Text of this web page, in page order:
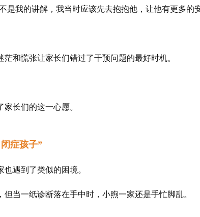
是我的讲解，我当时应该先去抱抱他，让他有更多的
和慌张让家长们错过了干预问题的最好时机。
长们的这一心愿。
症孩子”
遇到了类似的困境。
当一纸诊断落在手中时，小煦一家还是手忙脚乱。